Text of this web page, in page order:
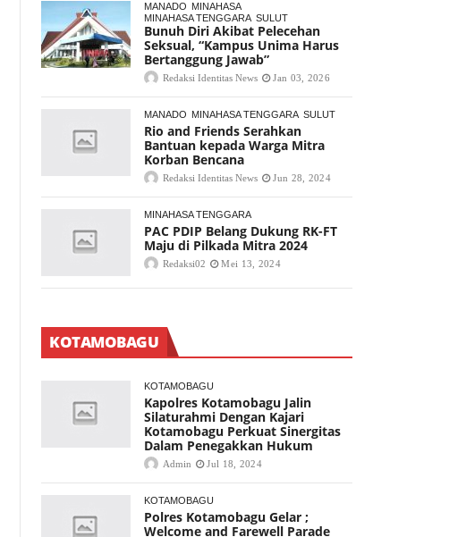
MANADO MINAHASA
MINAHASA TENGGARA SULUT
Bunuh Diri Akibat Pelecehan
Seksual, “Kampus Unima Harus
Bertanggung Jawab”
Redaksi Identitas News Jan 03, 2026
MANADO MINAHASA TENGGARA SULUT
Rio and Friends Serahkan
Bantuan kepada Warga Mitra
Korban Bencana
Redaksi Identitas News Jun 28, 2024
MINAHASA TENGGARA
PAC PDIP Belang Dukung RK-FT
Maju di Pilkada Mitra 2024
Redaksi02 Mei 13, 2024
KOTAMOBAGU
KOTAMOBAGU
Kapolres Kotamobagu Jalin
Silaturahmi Dengan Kajari
Kotamobagu Perkuat Sinergitas
Dalam Penegakkan Hukum
Admin Jul 18, 2024
KOTAMOBAGU
Polres Kotamobagu Gelar ;
Welcome and Farewell Parade